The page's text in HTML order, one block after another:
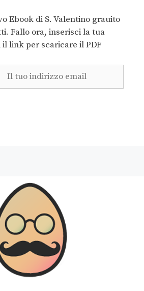
Ebook di S. Valentino grauito
Fallo ora, inserisci la tua
link per scaricare il PDF